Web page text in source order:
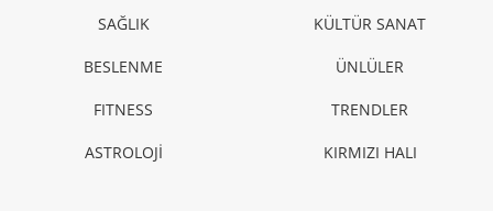
SAĞLIK
BESLENME
FITNESS
ASTROLOJİ
KÜLTÜR SANAT
ÜNLÜLER
TRENDLER
KIRMIZI HALI